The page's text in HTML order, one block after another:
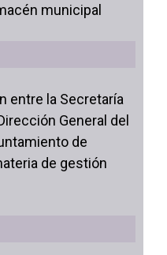
municipal
entre la Secretaría
General del
de
de gestión